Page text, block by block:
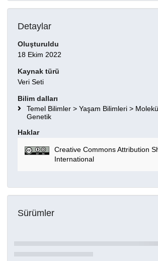
Detaylar
Oluşturuldu
18 Ekim 2022
Kaynak türü
Veri Seti
Bilim dalları
Temel Bilimler > Yaşam Bilimleri >
Genetik
Haklar
Creative Commons Attribution
International
Sürümler